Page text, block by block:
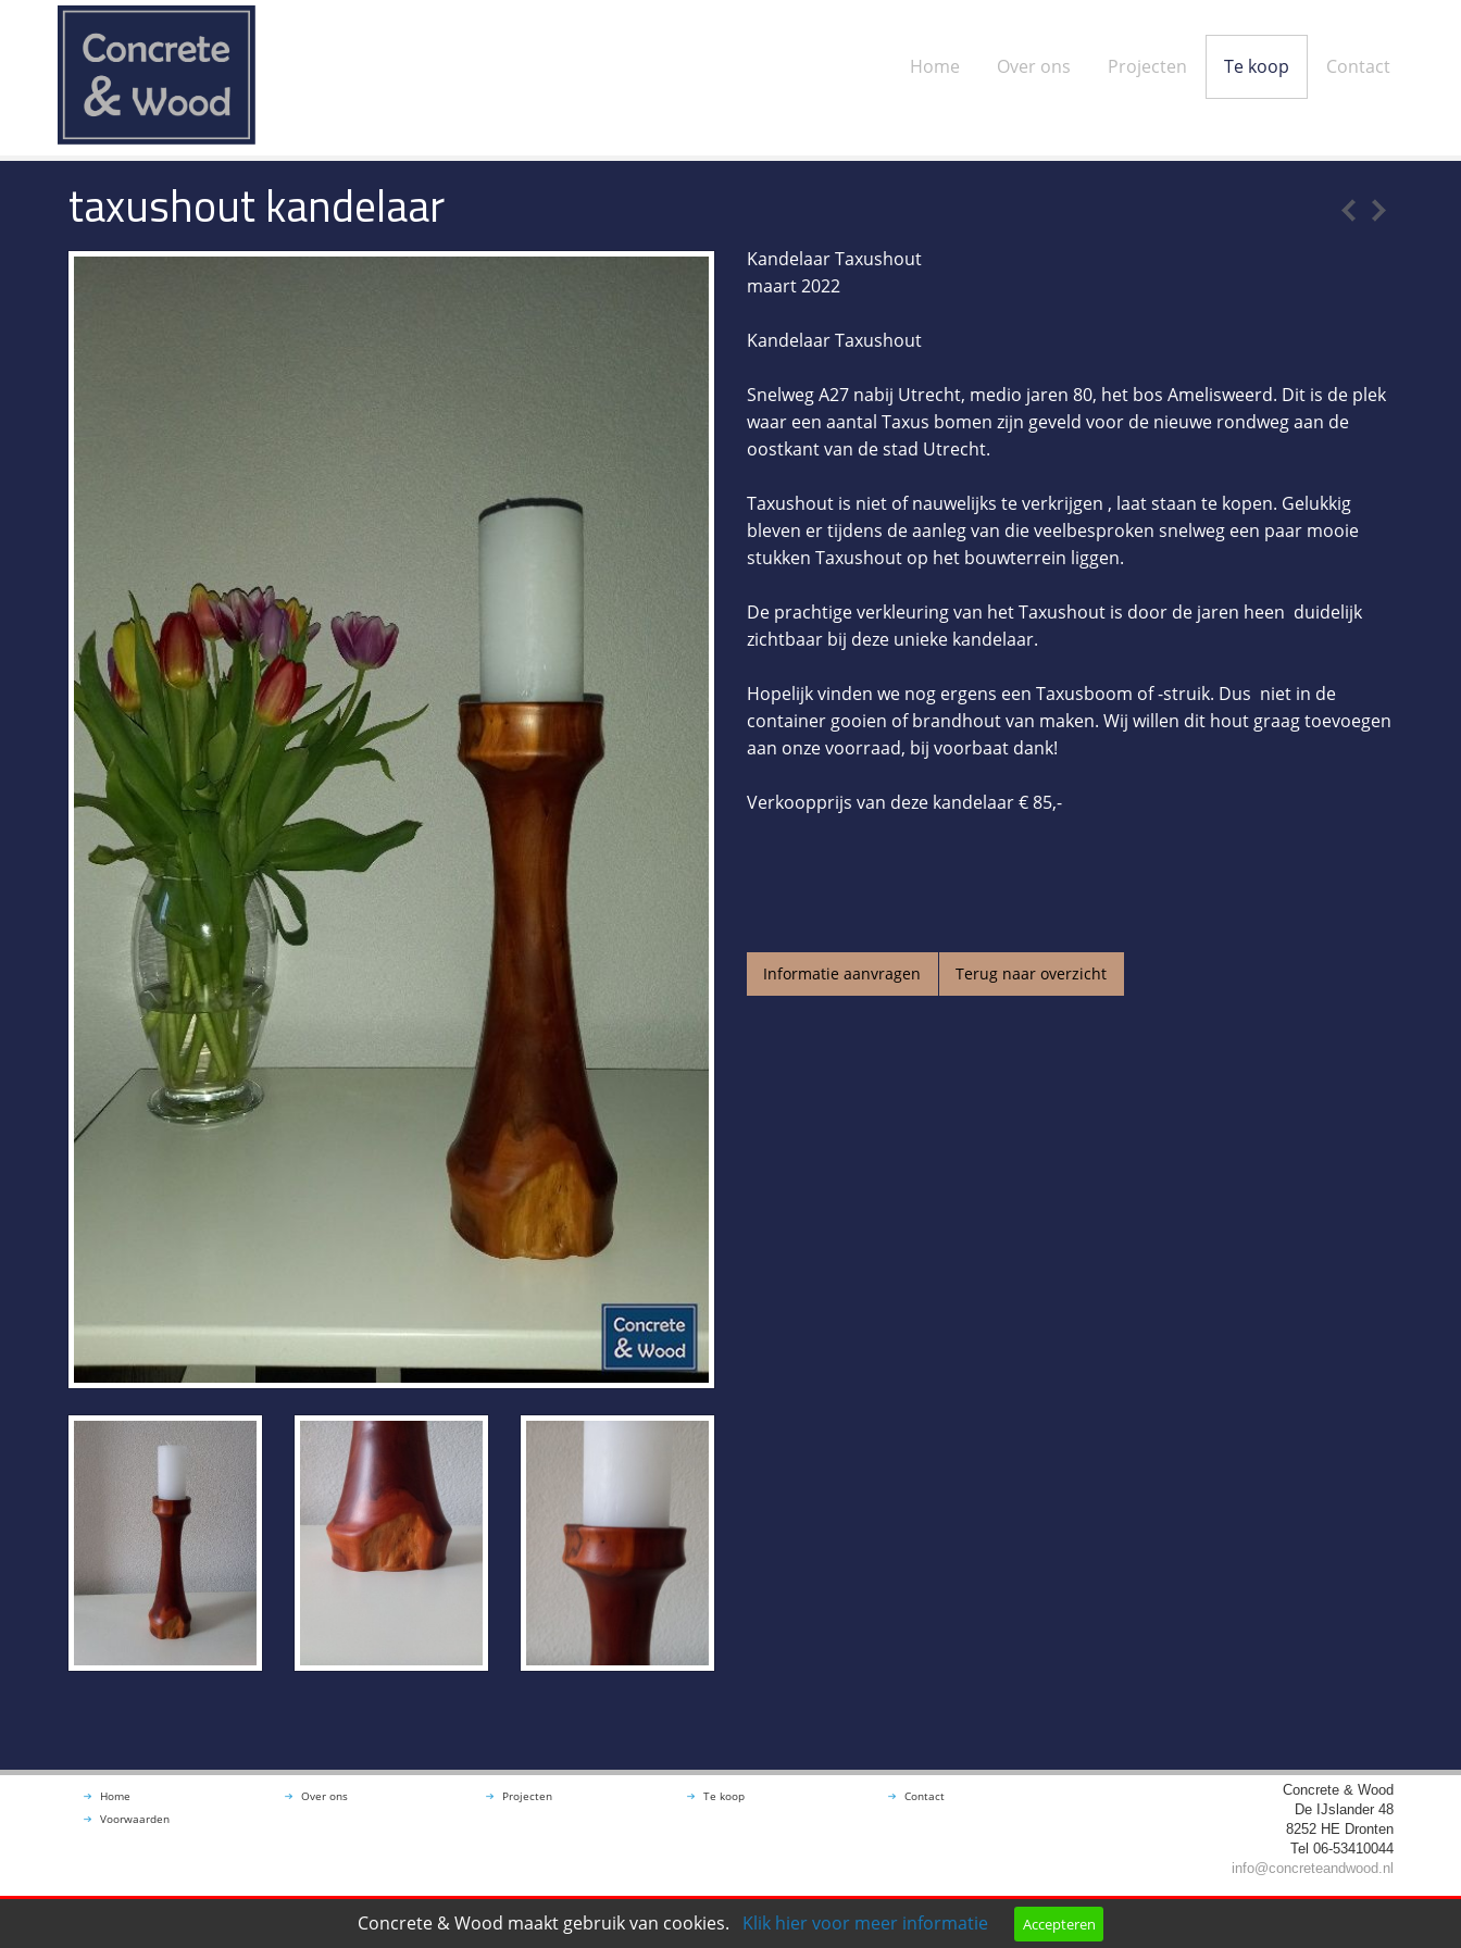
Home Over ons Projecten Te koop Contact
taxushout kandelaar
Kandelaar Taxushout
maart 2022
Kandelaar Taxushout
Snelweg A27 nabij Utrecht, medio jaren 80, het bos Amelisweerd. Dit is de plek
waar een aantal Taxus bomen zijn geveld voor de nieuwe rondweg aan de
oostkant van de stad Utrecht.
Taxushout is niet of nauwelijks te verkrijgen , laat staan te kopen. Gelukkig
bleven er tijdens de aanleg van die veelbesproken snelweg een paar mooie
stukken Taxushout op het bouwterrein liggen.
De prachtige verkleuring van het Taxushout is door de jaren heen duidelijk
zichtbaar bij deze unieke kandelaar.
Hopelijk vinden we nog ergens een Taxusboom of -struik. Dus niet in de
container gooien of brandhout van maken. Wij willen dit hout graag toevoegen
aan onze voorraad, bij voorbaat dank!
Verkoopprijs van deze kandelaar € 85,-
Informatie aanvragen Terug naar overzicht
Home
Voorwaarden
Over ons Projecten Te koop Contact
Concrete & Wood
De IJslander 48
8252 HE Dronten
Tel 06-53410044
info@concreteandwood.nl
Concrete & Wood maakt gebruik van cookies. Klik hier voor meer informatie Accepteren